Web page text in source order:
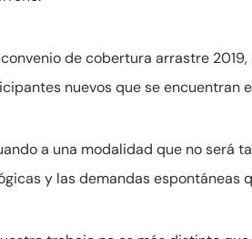
de cobertura arrastre
nuevos que se encuentran
a una modalidad que no será
y las demandas espontáneas